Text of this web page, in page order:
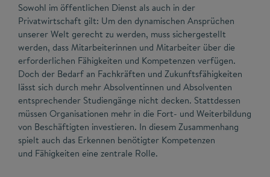
Sowohl im öffentlichen Dienst als auch in der
Privatwirtschaft gilt: Um den dynamischen Ansprüchen
unserer Welt gerecht zu werden, muss sichergestellt
werden, dass Mitarbeiterinnen und Mitarbeiter über die
erforderlichen Fähigkeiten und Kompetenzen verfügen.
Doch der Bedarf an Fachkräften und Zukunftsfähigkeiten
lässt sich durch mehr Absolventinnen und Absolventen
entsprechender Studiengänge nicht decken. Stattdessen
müssen Organisationen mehr in die Fort- und Weiterbildung
von Beschäftigten investieren. In diesem Zusammenhang
spielt auch das Erkennen benötigter Kompetenzen
und Fähigkeiten eine zentrale Rolle.